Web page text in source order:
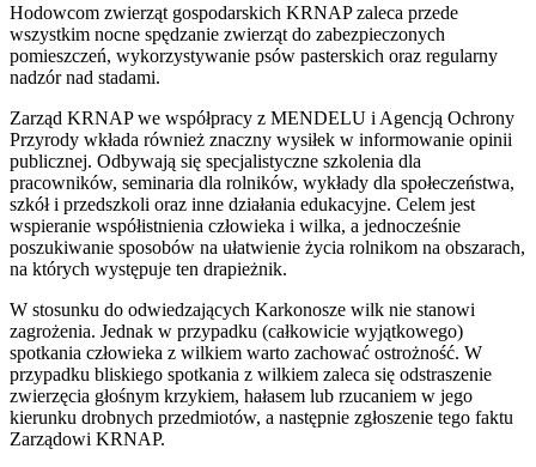
Hodowcom zwierząt gospodarskich KRNAP zaleca przede
wszystkim nocne spędzanie zwierząt do zabezpieczonych
pomieszczeń, wykorzystywanie psów pasterskich oraz regularny
nadzór nad stadami.
Zarząd KRNAP we współpracy z MENDELU i Agencją Ochrony
Przyrody wkłada również znaczny wysiłek w informowanie opinii
publicznej. Odbywają się specjalistyczne szkolenia dla
pracowników, seminaria dla rolników, wykłady dla społeczeństwa,
szkół i przedszkoli oraz inne działania edukacyjne. Celem jest
wspieranie współistnienia człowieka i wilka, a jednocześnie
poszukiwanie sposobów na ułatwienie życia rolnikom na obszarach,
na których występuje ten drapieżnik.
W stosunku do odwiedzających Karkonosze wilk nie stanowi
zagrożenia. Jednak w przypadku (całkowicie wyjątkowego)
spotkania człowieka z wilkiem warto zachować ostrożność. W
przypadku bliskiego spotkania z wilkiem zaleca się odstraszenie
zwierzęcia głośnym krzykiem, hałasem lub rzucaniem w jego
kierunku drobnych przedmiotów, a następnie zgłoszenie tego faktu
Zarządowi KRNAP.